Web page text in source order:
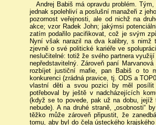
Andrej Babiš má opravdu problém.
jednak spolehliví a poslušní manažeři z
pozornost veřejnosti, ale od nichž na
akce; vzor Radek John; jakýmsi
zatím podařilo pacifikovat, což je svým
Nyní však narazil na dva kalibry, s nimž
zjevně o své politické kariéře ve
neslučitelné: totiž že svého partnera
nepředstavitelný. Zároveň paní
rozbíjet justiční mafie, pan Babiš o to
konkurenci (zrádná pravice, tj. ODS a
vlastní děti a svou pozici by měl posílit
potřeboval by ještě v nadcházejících
(když se to povede, pak už na dobu, jejíž
nebude). A na druhé straně, „osobnosti“
těžko může zároveň připustit, že
tomu, aby byl do čela ústeckého krajského